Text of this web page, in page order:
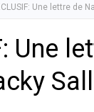
Une lettre de
Une
Sall